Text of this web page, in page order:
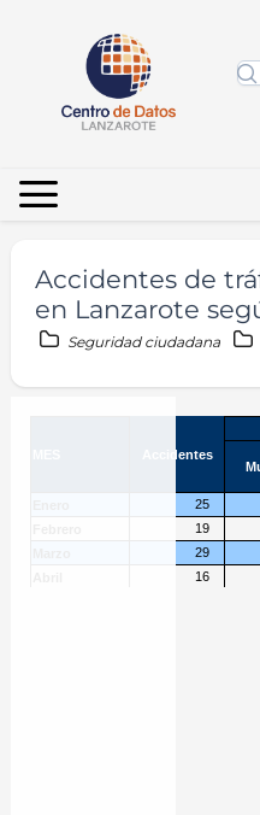
Accidentes de
en Lanzarote
Seguridad ciudadana